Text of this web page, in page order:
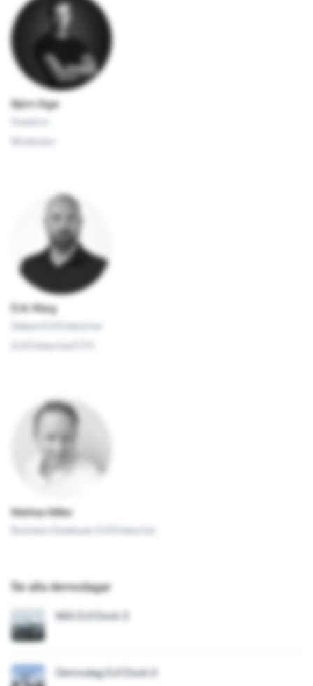
BjörnSige
Swedron
ErikWarg
Säljare DJI Enterprise
MattiasMiller
Business Developer DJI Enterprise
Se alla demodagar
Möt DJI Dock 3
Demodag DJI Dock 2